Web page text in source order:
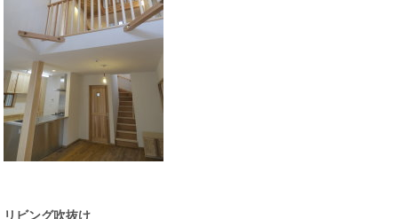
リビング吹抜け